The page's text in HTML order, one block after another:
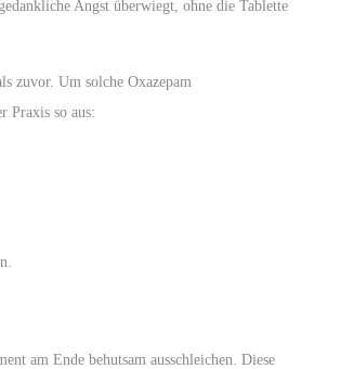
Angst überwiegt, ohne die Tablette
zuvor. Um solche Oxazepam
Praxis so aus:
am Ende behutsam ausschleichen. Diese